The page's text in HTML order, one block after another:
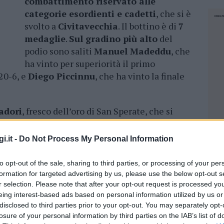
- Do Not Process My Personal Information
opt-out of the sale, sharing to third parties, or processing of your
for targeted advertising by us, please use the below opt-out
selection. Please note that after your opt-out request is processed
interest-based ads based on personal information utilized by us
to third parties prior to your opt-out. You may separately
of your personal information by third parties on the IAB’s list of
categorie esordienti e cadetti, che si è
svolto a Civitavecchia. Il bottino è di 7
medaglie. Sul gradino più alto del
podio sono saliti Manuel Madeddu, che
ha vinto per superiorità il primo
6, e Diego Piccinnu, che ha vinto la finale
, fresco dell’oro di San Sperate, che si
quarti di finale per superiorità e dopo la
anche perLorenzo Sforzaal suoesordio
Mascia,ed esordio senza medaglie per il
ilBest Poomsae, campionato italiani a